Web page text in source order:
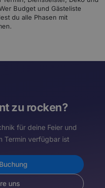
Budget und Gästeliste
du alle Phasen mit
zu rocken?
für deine Feier und
Termin verfügbar ist
uns